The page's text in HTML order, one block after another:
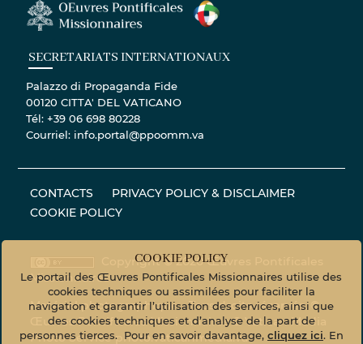
SECRETARIATS INTERNATIONAUX
Palazzo di Propaganda Fide
00120 CITTA' DEL VATICANO
Tél: +39 06 698 80228
Courriel: info.portal@ppoomm.va
CONTACTS
PRIVACY POLICY & DISCLAIMER
COOKIE POLICY
Copyright © 2020 Œuvres Pontificales
Missionnaires
Matériel photographique - Tous droits réservés. ©
Œuvres Pontificales Missionnaires © Vatican Media
Photo Servicephoto.vaticanmedia.va
COOKIE POLICY
Le portail des Œuvres Pontificales Missionnaires utilise des
cookies techniques ou assimilées pour faciliter la
navigation et garantir l’utilisation des services, ainsi que
des cookies techniques et d’analyse de la part de
personnes tierces. Pour en savoir davantage, cliquez ici. En